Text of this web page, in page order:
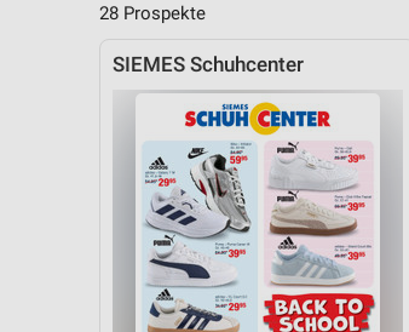
28 Prospekte
SIEMES Schuhcenter